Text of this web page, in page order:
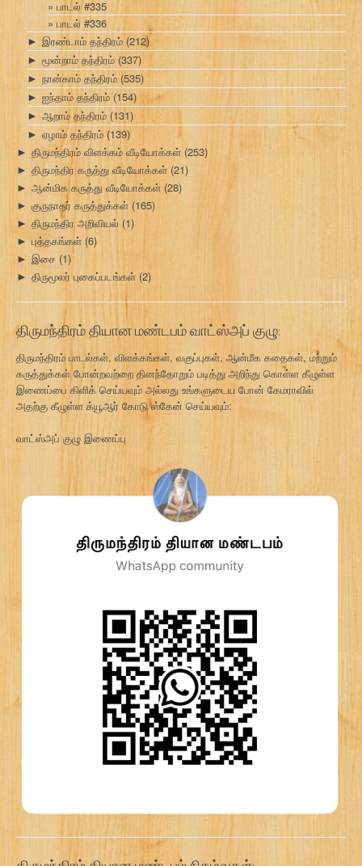
பாடல் #335
பாடல் #336
► இரண்டாம் தந்திரம் (212)
► மூன்றாம் தந்திரம் (337)
► நான்காம் தந்திரம் (535)
► ஐந்தாம் தந்திரம் (154)
► ஆறாம் தந்திரம் (131)
► ஏழாம் தந்திரம் (139)
► திருமந்திரம் விளக்கம் வீடியோக்கள்(253)
► திருமந்திர கருத்து வீடியோக்கள் (21)
► ஆன்மிக கருத்து வீடியோக்கள் (28)
► குருநாதர் கருத்துக்கள் (165)
► திருமந்திர அறிவியல் (1)
► புத்தகங்கள் (6)
► இசை (1)
► திருமூலர் புகைப்படங்கள் (2)
திருமந்திரம் தியான மண்டபம் வாட்ஸ்அப் குழு:
திருமந்திரம் பாடல்கள், விளக்கங்கள், வகுப்புகள், ஆன்மீக கதைகள், மற்றும்
கருத்துக்கள் போன்றவற்றை தினந்தோறும் படித்து அறிந்து கொள்ள கீழுள்ள
இணைப்பை கிளிக் செய்யவும் அல்லது உங்களுடைய போன் கேமராவில்
அதற்கு கீழுள்ள க்யூஆர் கோடு ஸ்கேன் செய்யவும்:
வாட்ஸ்அப் குழு இணைப்பு